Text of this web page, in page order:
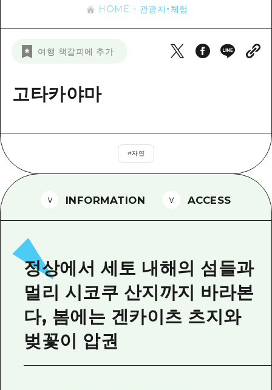
나이트 라이프
기준
치유
미야지마(宮島) 주변
빠른 여행
1박 2일
2박 3일
게이호쿠(芸北)
야마구치(山口)현 동부
시마네(島根)현
접근
히로시마 OMOTENASHI 패스
외국인 여행자용 거리 관광안내소
사진 다운로드
재해가 발생했을 때의 교통 정보
관광 안내 책자
뉴스
HOME 관광지・체험
여행 책갈피에 추가
고타카야마
#자연
INFORMATION ACCESS
정상에서 세토 내해의 섬들과
멀리 시코쿠 산지까지 바라본
다, 봄에는 겐카이츠 츠지와
벚꽃이 압권